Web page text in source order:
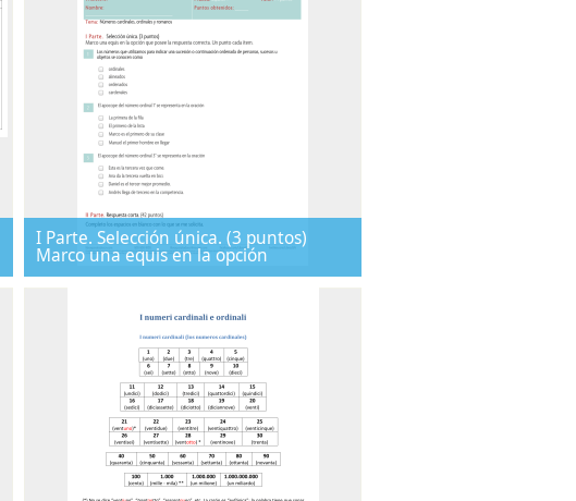
I Parte. Selección única. (3 puntos)
Marco una equis en la opción